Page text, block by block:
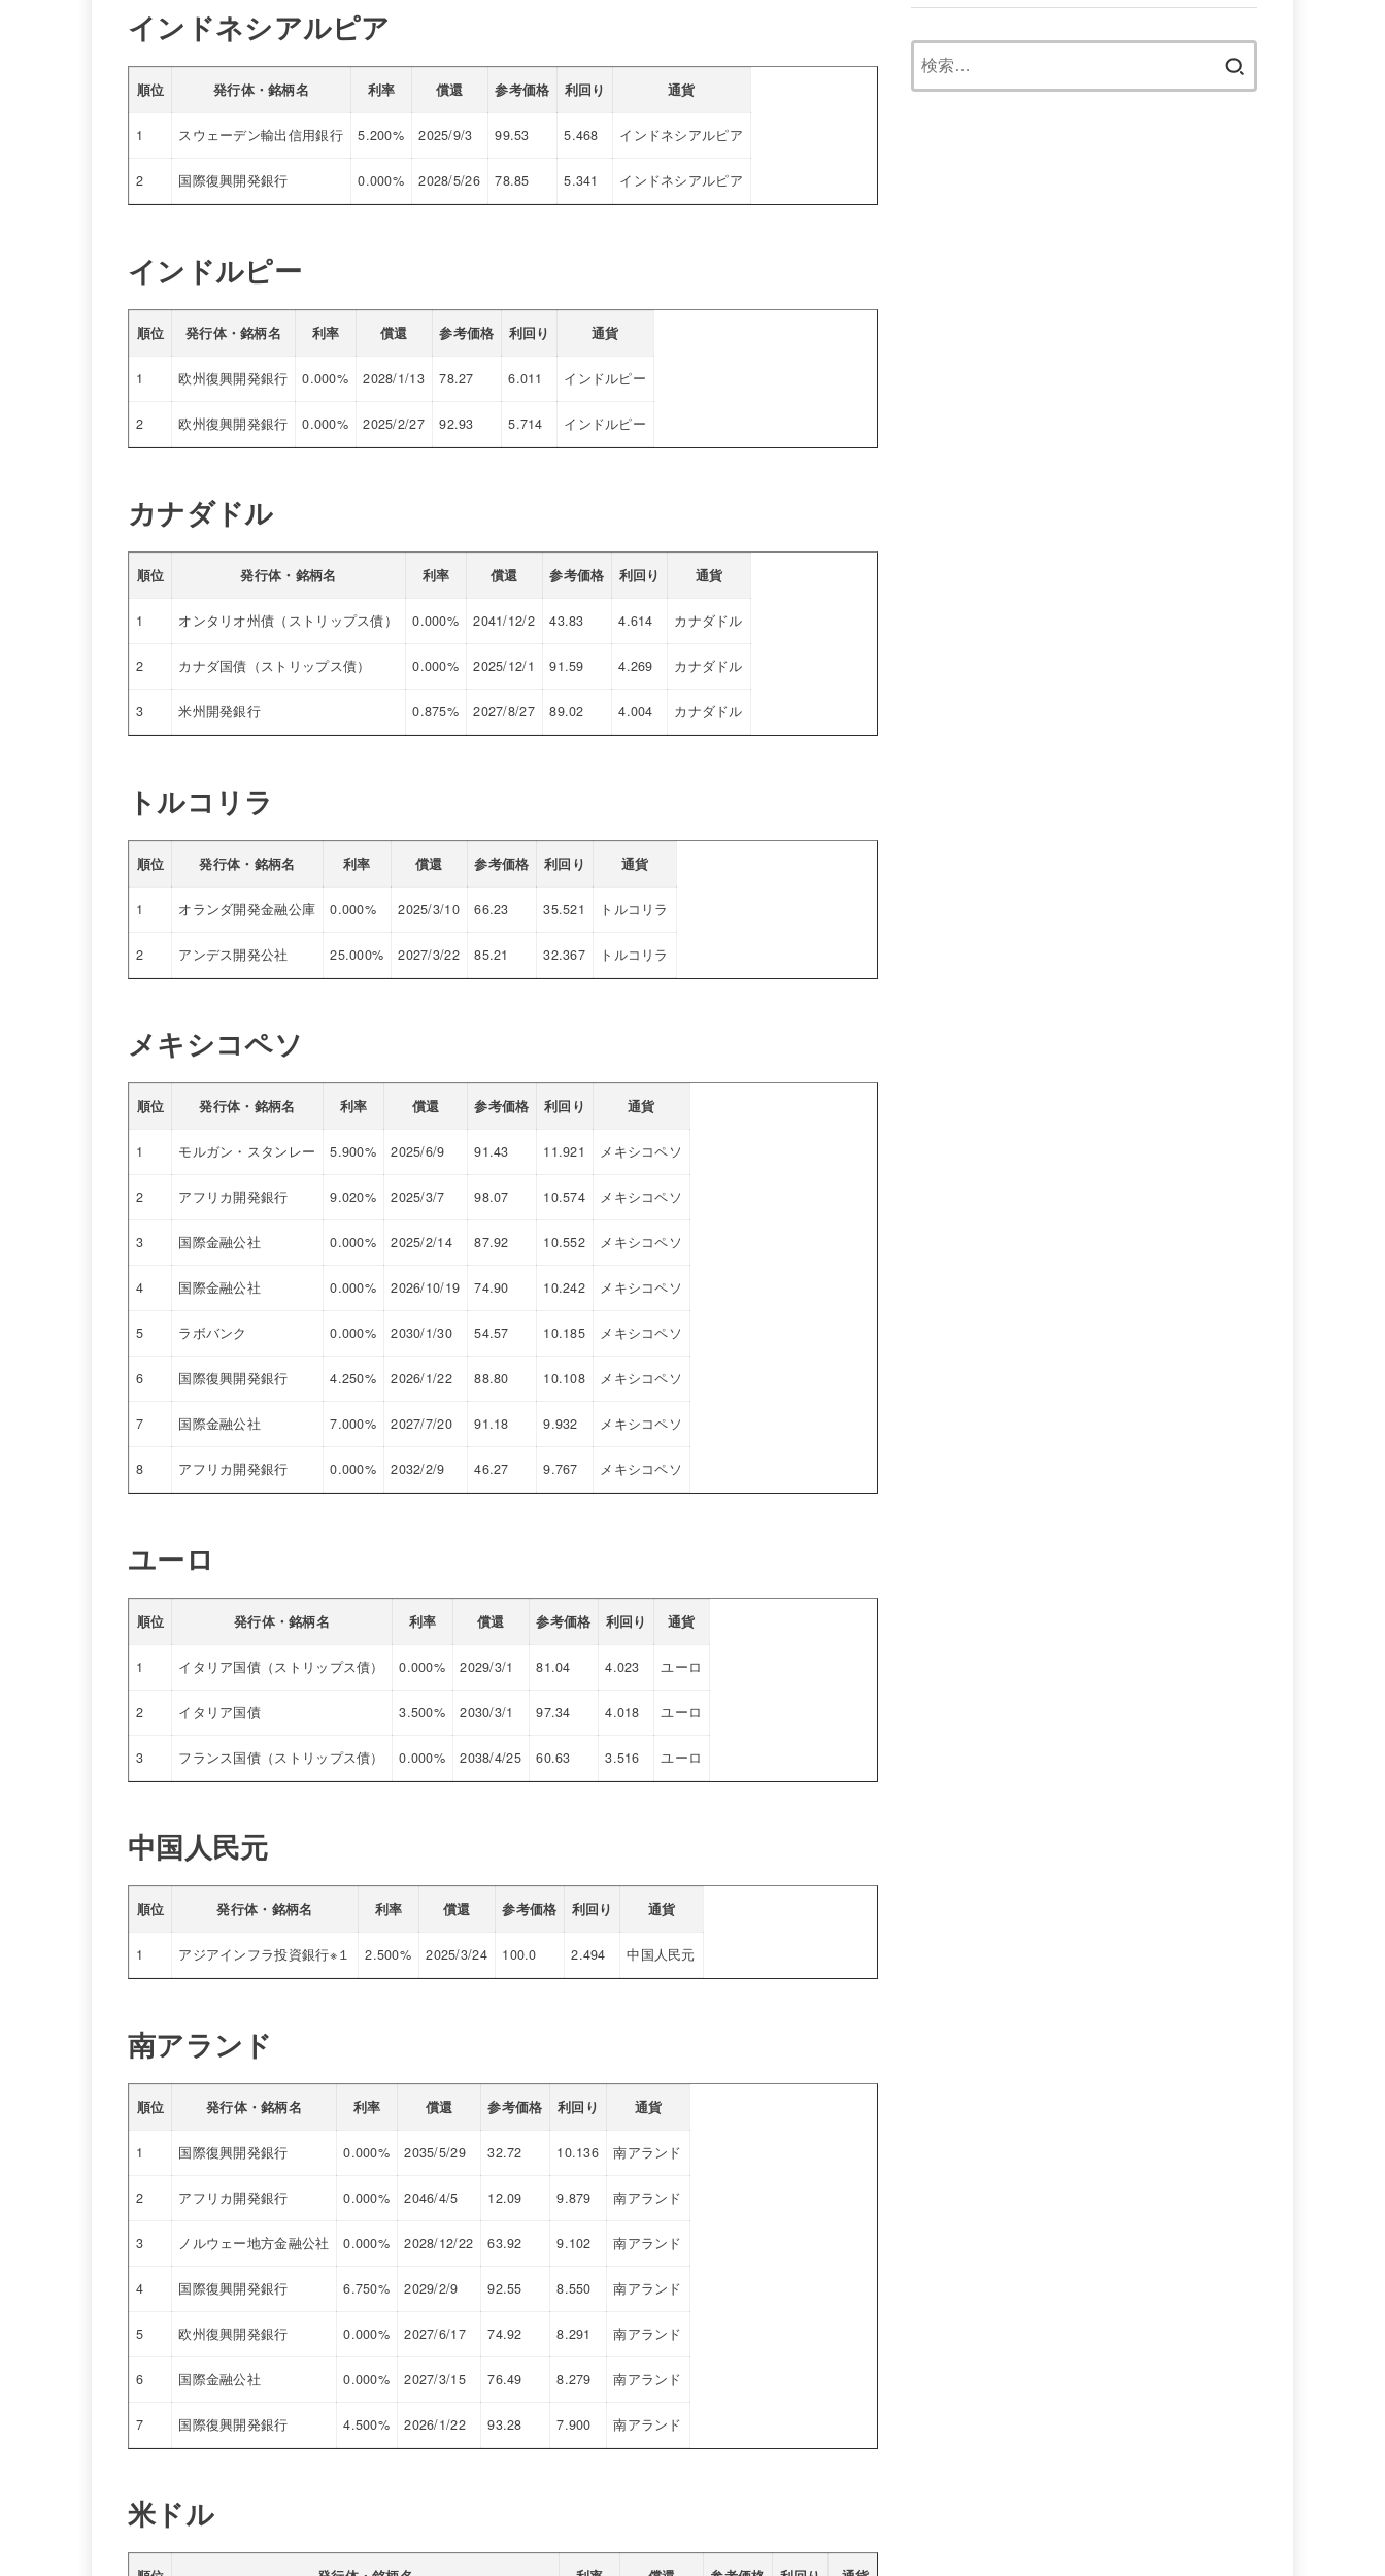
インドネシアルピア
順位 発行体・銘柄名 利率 償還 参考価格 利回り 通貨
1 スウェーデン輸出信用銀行 5.200% 2025/9/3 99.53 5.468 インドネシアルピア
2 国際復興開発銀行 0.000% 2028/5/26 78.85 5.341 インドネシアルピア
インドルピー
順位 発行体・銘柄名 利率 償還 参考価格 利回り 通貨
1 欧州復興開発銀行 0.000% 2028/1/13 78.27 6.011 インドルピー
2 欧州復興開発銀行 0.000% 2025/2/27 92.93 5.714 インドルピー
カナダドル
順位 発行体・銘柄名 利率 償還 参考価格 利回り 通貨
1 オンタリオ州債（ストリップス債） 0.000% 2041/12/2 43.83 4.614 カナダドル
2 カナダ国債（ストリップス債） 0.000% 2025/12/1 91.59 4.269 カナダドル
3 米州開発銀行 0.875% 2027/8/27 89.02 4.004 カナダドル
トルコリラ
順位 発行体・銘柄名 利率 償還 参考価格 利回り 通貨
1 オランダ開発金融公庫 0.000% 2025/3/10 66.23 35.521 トルコリラ
2 アンデス開発公社 25.000% 2027/3/22 85.21 32.367 トルコリラ
メキシコペソ
順位 発行体・銘柄名 利率 償還 参考価格 利回り 通貨
1 モルガン・スタンレー 5.900% 2025/6/9 91.43 11.921 メキシコペソ
2 アフリカ開発銀行 9.020% 2025/3/7 98.07 10.574 メキシコペソ
3 国際金融公社 0.000% 2025/2/14 87.92 10.552 メキシコペソ
4 国際金融公社 0.000% 2026/10/19 74.90 10.242 メキシコペソ
5 ラボバンク 0.000% 2030/1/30 54.57 10.185 メキシコペソ
6 国際復興開発銀行 4.250% 2026/1/22 88.80 10.108 メキシコペソ
7 国際金融公社 7.000% 2027/7/20 91.18 9.932 メキシコペソ
8 アフリカ開発銀行 0.000% 2032/2/9 46.27 9.767 メキシコペソ
ユーロ
順位 発行体・銘柄名 利率 償還 参考価格 利回り 通貨
1 イタリア国債（ストリップス債） 0.000% 2029/3/1 81.04 4.023 ユーロ
2 イタリア国債 3.500% 2030/3/1 97.34 4.018 ユーロ
3 フランス国債（ストリップス債） 0.000% 2038/4/25 60.63 3.516 ユーロ
中国人民元
順位 発行体・銘柄名 利率 償還 参考価格 利回り 通貨
1 アジアインフラ投資銀行※１ 2.500% 2025/3/24 100.0 2.494 中国人民元
南アランド
順位 発行体・銘柄名 利率 償還 参考価格 利回り 通貨
1 国際復興開発銀行 0.000% 2035/5/29 32.72 10.136 南アランド
2 アフリカ開発銀行 0.000% 2046/4/5 12.09 9.879 南アランド
3 ノルウェー地方金融公社 0.000% 2028/12/22 63.92 9.102 南アランド
4 国際復興開発銀行 6.750% 2029/2/9 92.55 8.550 南アランド
5 欧州復興開発銀行 0.000% 2027/6/17 74.92 8.291 南アランド
6 国際金融公社 0.000% 2027/3/15 76.49 8.279 南アランド
7 国際復興開発銀行 4.500% 2026/1/22 93.28 7.900 南アランド
米ドル